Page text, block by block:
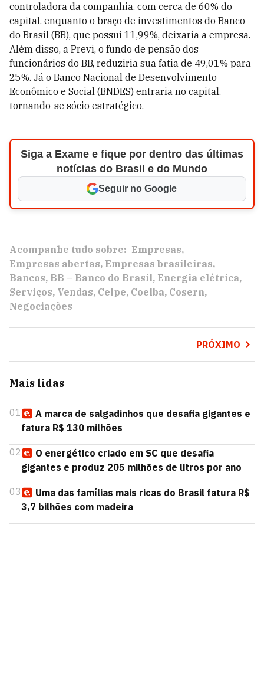
controladora da companhia, com cerca de 60% do
capital, enquanto o braço de investimentos do Banco
do Brasil (BB), que possui 11,99%, deixaria a empresa.
Além disso, a Previ, o fundo de pensão dos
funcionários do BB, reduziria sua fatia de 49,01% para
25%. Já o Banco Nacional de Desenvolvimento
Econômico e Social (BNDES) entraria no capital,
tornando-se sócio estratégico.
Siga a Exame e fique por dentro das últimas
notícias do Brasil e do Mundo
Seguir no Google
Acompanhe tudo sobre: Empresas
Empresas abertas Empresas brasileiras
Bancos BB – Banco do Brasil Energia elétrica
Serviços Vendas Celpe Coelba Cosern
Negociações
PRÓXIMO
Mais lidas
01
A marca de salgadinhos que desafia gigantes e
fatura R$ 130 milhões
02
O energético criado em SC que desafia
gigantes e produz 205 milhões de litros por ano
03
Uma das famílias mais ricas do Brasil fatura R$
3,7 bilhões com madeira